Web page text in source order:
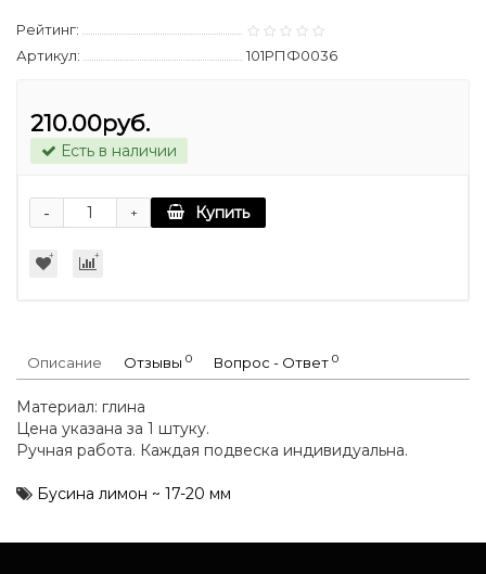
Рейтинг:
Артикул:
101РПФ0036
210.00руб.
Есть в наличии
+
- Купить
Описание Отзывы 0 Вопрос - Ответ 0
Материал: глина
Цена указана за 1 штуку.
Ручная работа. Каждая подвеска индивидуальна.
Бусина лимон ~ 17-20 мм